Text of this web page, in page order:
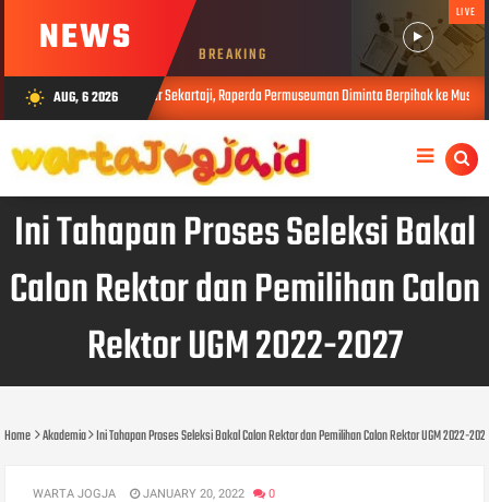
NEWS BREAKING
LIVE
wb_sunny AUG, 6 2026
Wayang Beber Sekartaji, Raperda Permuseuman Diminta Berpihak ke Museum Rakyat
Ini Tahapan Proses Seleksi Bakal
Calon Rektor dan Pemilihan Calon
Rektor UGM 2022-2027
Home Akademia Ini Tahapan Proses Seleksi Bakal Calon Rektor dan Pemilihan Calon Rektor UGM 2022-
WARTA JOGJA JANUARY 20, 2022 0